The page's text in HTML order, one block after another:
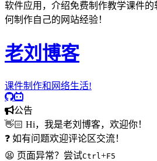
软件应用，介绍免费制作教学课件
何制作自己的网站经验！
老刘博客
课件制作和网络生活!
公告
👋🏻 Hi，我是老刘博客，欢迎你！
❓ 如有问题欢迎评论区交流！
😫 页面异常？尝试Ctrl +F5